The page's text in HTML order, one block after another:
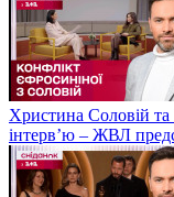
Христина Соловій
інтерв’ю – ЖВЛ